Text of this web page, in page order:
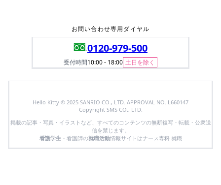
お問い合わせ専用ダイヤル
0120-979-500
受付時間10:00 - 18:00 土日を除く
Hello Kitty © 2025 SANRIO CO., LTD. APPROVAL NO. L660147
Copyright SMS CO., LTD.
掲載の記事・写真・イラストなど、すべてのコンテンツの無断複写・転載・公衆送
信を禁じます。
看護学生・看護師の就職活動情報サイトはナース専科 就職